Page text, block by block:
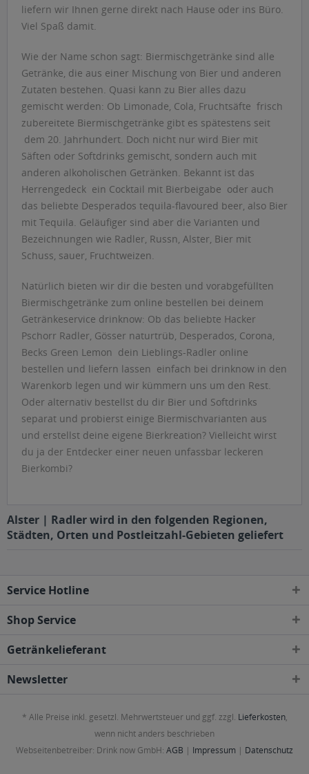
liefern wir Ihnen gerne direkt nach Hause oder ins Büro.
Viel Spaß damit.
Wie der Name schon sagt: Biermischgetränke sind alle
Getränke, die aus einer Mischung von Bier und anderen
Zutaten bestehen. Quasi kann zu Bier alles dazu
gemischt werden: Ob Limonade, Cola, Fruchtsäfte  frisch
zubereitete Biermischgetränke gibt es spätestens seit
dem 20. Jahrhundert. Doch nicht nur wird Bier mit
Säften oder Softdrinks gemischt, sondern auch mit
anderen alkoholischen Getränken. Bekannt ist das
Herrengedeck  ein Cocktail mit Bierbeigabe  oder auch
das beliebte Desperados tequila-flavoured beer, also Bier
mit Tequila. Geläufiger sind aber die Varianten und
Bezeichnungen wie Radler, Russn, Alster, Bier mit
Schuss, sauer, Fruchtweizen.
Natürlich bieten wir dir die besten und vorabgefüllten
Biermischgetränke zum online bestellen bei deinem
Getränkeservice drinknow: Ob das beliebte Hacker
Pschorr Radler, Gösser naturtrüb, Desperados, Corona,
Becks Green Lemon  dein Lieblings-Radler online
bestellen und liefern lassen  einfach bei drinknow in den
Warenkorb legen und wir kümmern uns um den Rest.
Oder alternativ bestellst du dir Bier und Softdrinks
separat und probierst einige Biermischvarianten aus
und erstellst deine eigene Bierkreation? Vielleicht wirst
du ja der Entdecker einer neuen unfassbar leckeren
Bierkombi?
Alster | Radler wird in den folgenden Regionen,
Städten, Orten und Postleitzahl-Gebieten geliefert
Service Hotline
Shop Service
Getränkelieferant
Newsletter
* Alle Preise inkl. gesetzl. Mehrwertsteuer und ggf. zzgl. Lieferkosten,
wenn nicht anders beschrieben
Webseitenbetreiber: Drink now GmbH: AGB | Impressum | Datenschutz